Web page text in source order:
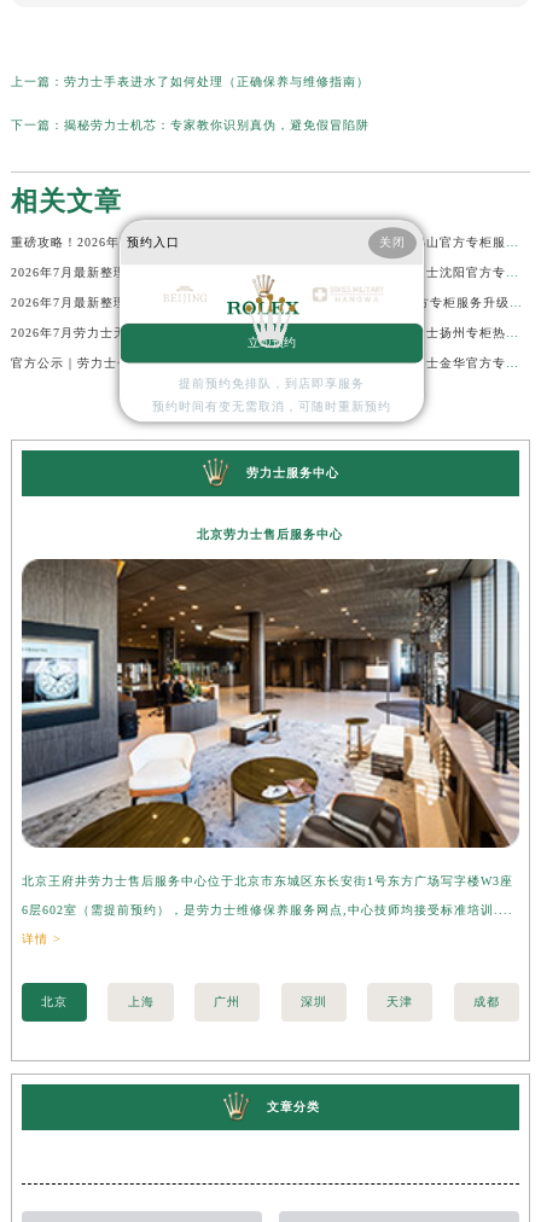
上一篇： 劳力士手表进水了如何处理（正确保养与维修指南）
下一篇： 揭秘劳力士机芯：专家教你识别真伪，避免假冒陷阱
相关文章
2026年7月最新！劳力士佛山官方专柜服务热线+门店信息，一篇全解
2026年7月最新整理｜劳力士澳门官方专柜服务热线+客户咨询攻略 重磅通告｜2026年7月劳力士沈阳官方专柜客户服务热线焕新发布
2026年7月最新整理｜劳力士成都官方专柜服务热线及客户指南 权威公告！劳力士广州官方专柜服务升级｜2026年7月最新客服热线及专柜信息通告
2026年7月劳力士天津官方专柜指南｜最新门店详情+专属客服热线，建议立即收藏 官方通知｜2026年7月劳力士扬州专柜热线，客服服务升级公告
官方公示｜劳力士长沙专柜客户服务热线2026年7月最新全攻略 2026年7月最新发布｜劳力士金华官方专柜服务热线+客户服务电话汇总
劳力士服务中心
北京劳力士售后服务中心
北京王府井劳力士售后服务中心位于北京市东城区东长安街1号东方广场写字楼W3座
6层602室（需提前预约），是劳力士维修保养服务网点,中心技师均接受标准培训....
详情 >
北京 上海 广州 深圳 天津 成都
文章分类
预约入口 关闭
立即预约
提前预约免排队，到店即享服务
预约时间有变无需取消，可随时重新预约